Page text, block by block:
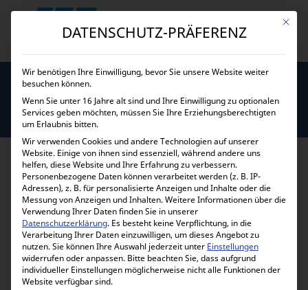
KOMPACT KLIMAANLAGEN
KOMPACT KLIMAANALAGE
Für LKW, Schienenfahrzeuge, Container,
Anhänger
Bis Temperaturen von +60° C einsatzfähig
Betrieb mit Wand- oder Deckenverdampfern
Mit
DATENSCHUTZ-PRÄFERENZ
Wir benötigen Ihre Einwilligung, bevor Sie unsere Website weiter
besuchen können.
Wenn Sie unter 16 Jahre alt sind und Ihre Einwilligung zu optionalen
Services geben möchten, müssen Sie Ihre Erziehungsberechtigten
um Erlaubnis bitten.
Wir verwenden Cookies und andere Technologien auf unserer
Website. Einige von ihnen sind essenziell, während andere uns
helfen, diese Website und Ihre Erfahrung zu verbessern.
Personenbezogene Daten können verarbeitet werden (z. B. IP-
Adressen), z. B. für personalisierte Anzeigen und Inhalte oder die
Messung von Anzeigen und Inhalten.Weitere Informationen über die
Verwendung Ihrer Daten finden Sie in unserer
Datenschutzerklärung. Es besteht keine Verpflichtung, in die
Verarbeitung Ihrer Daten einzuwilligen, um dieses Angebot zu
nutzen.Sie können Ihre Auswahl jederzeit unter Einstellungen
widerrufen oder anpassen. Bitte beachten Sie, dass aufgrund
individueller Einstellungen möglicherweise nicht alle Funktionen der
Website verfügbar sind.